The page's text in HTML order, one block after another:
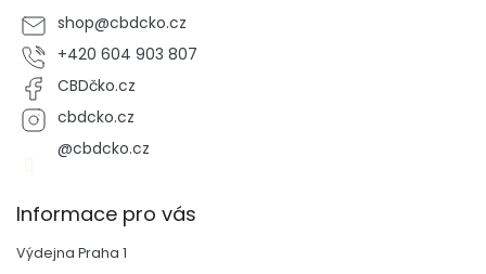
shop@cbdcko.cz
+420 604 903 807
CBDčko.cz
cbdcko.cz
@cbdcko.cz
Informace pro vás
Výdejna Praha 1